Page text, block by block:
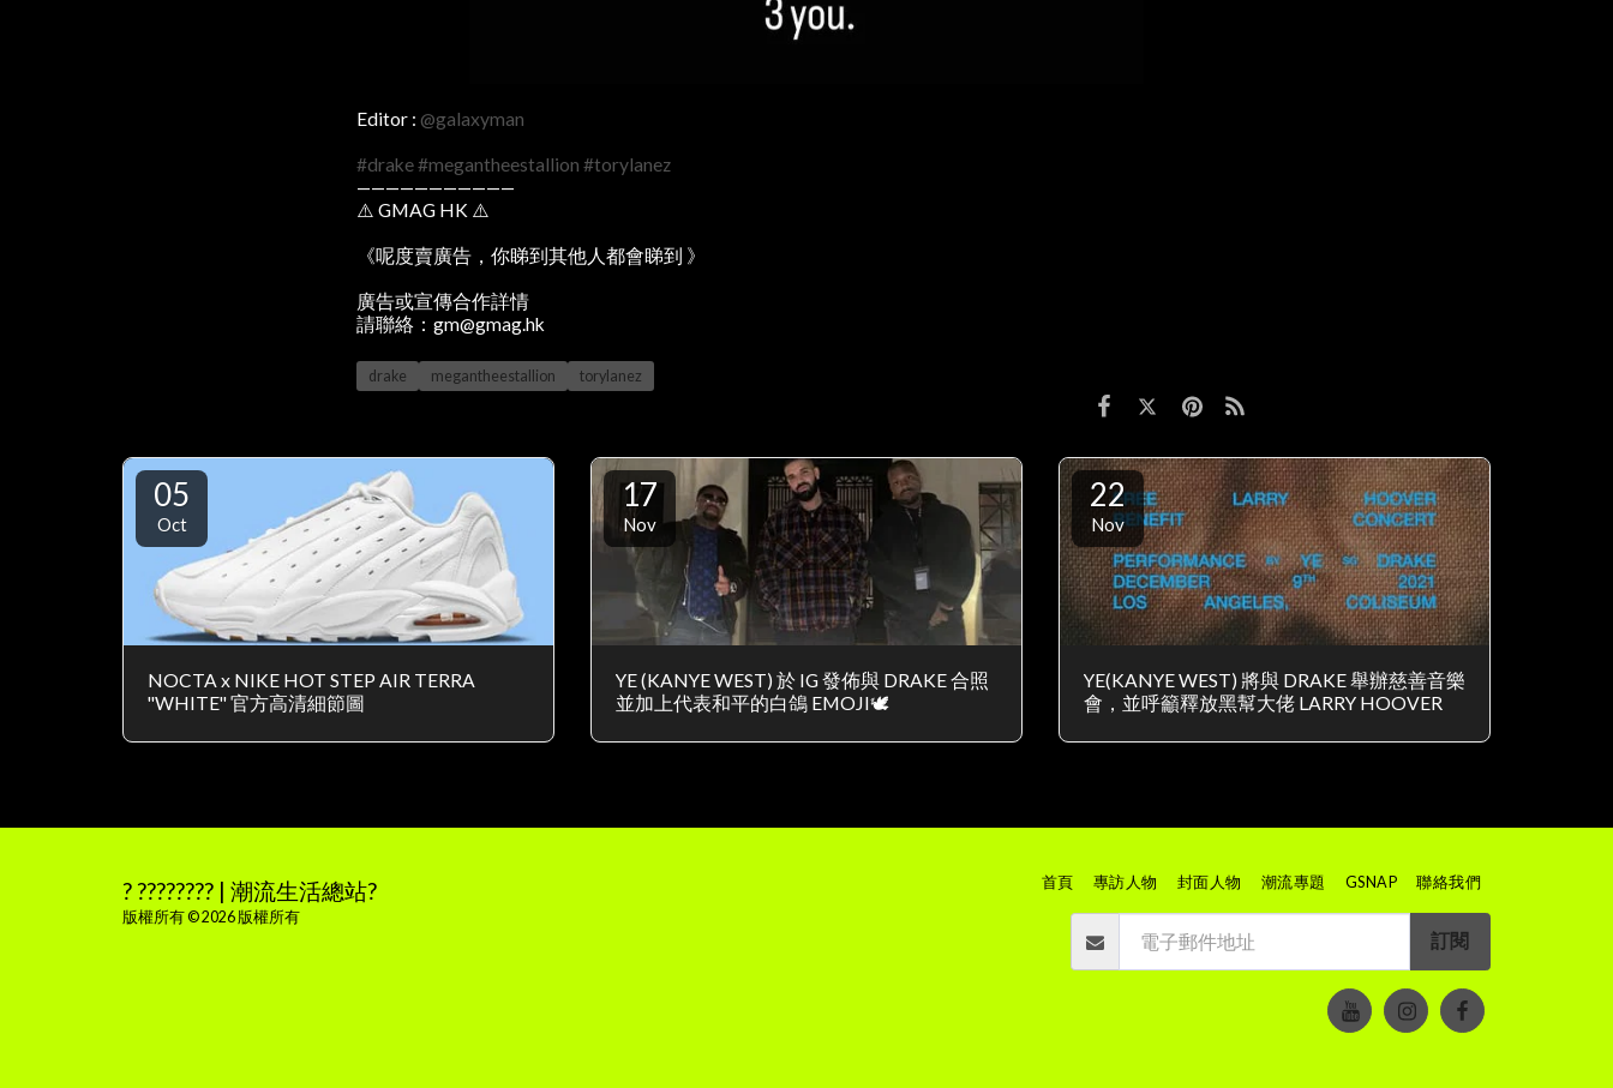
Editor : @galaxyman
#drake#megantheestallion #torylanez
———————————
⚠️ GMAG HK ⚠️
《呢度賣廣告，你睇到其他人都會睇到 》
廣告或宣傳合作詳情
請聯絡：gm@gmag.hk
drake megantheestallion torylanez
05
Oct
NOCTA x NIKE HOT STEP AIR TERRA
"WHITE" 官方高清細節圖
17
Nov
YE (KANYE WEST) 於 IG 發佈與 DRAKE 合照
並加上代表和平的白鴿 EMOJI🕊
22
Nov
YE(KANYE WEST) 將與 DRAKE 舉辦慈善音樂
會，並呼籲釋放黑幫大佬 LARRY HOOVER
? ???????? | 潮流生活總站?
版權所有 © 2026 版權所有
首頁 專訪人物 封面人物 潮流專題 GSNAP 聯絡我們
訂閱